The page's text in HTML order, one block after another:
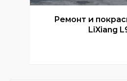
Ремонт и
LiXiang